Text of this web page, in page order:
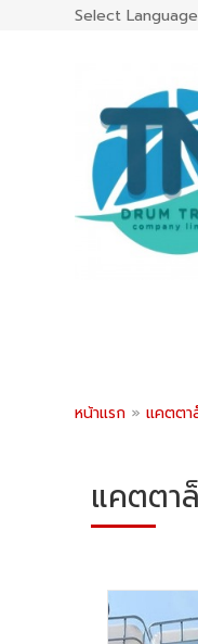
Select Language
หน้าแรก » แคตตา
แคตตา